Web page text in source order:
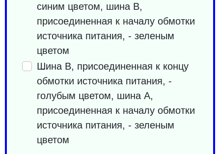
синим цветом, шина В,
присоединенная к началу обмотки
источника питания, - зеленым
цветом
Шина B, присоединенная к концу
обмотки источника питания, -
голубым цветом, шина A,
присоединенная к началу обмотки
источника питания, - зеленым
цветом